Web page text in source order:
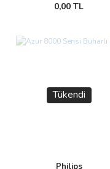
0,00 TL
Tükendi
Philips